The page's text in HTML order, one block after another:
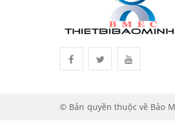
© Bản quyền thuộc về Bảo